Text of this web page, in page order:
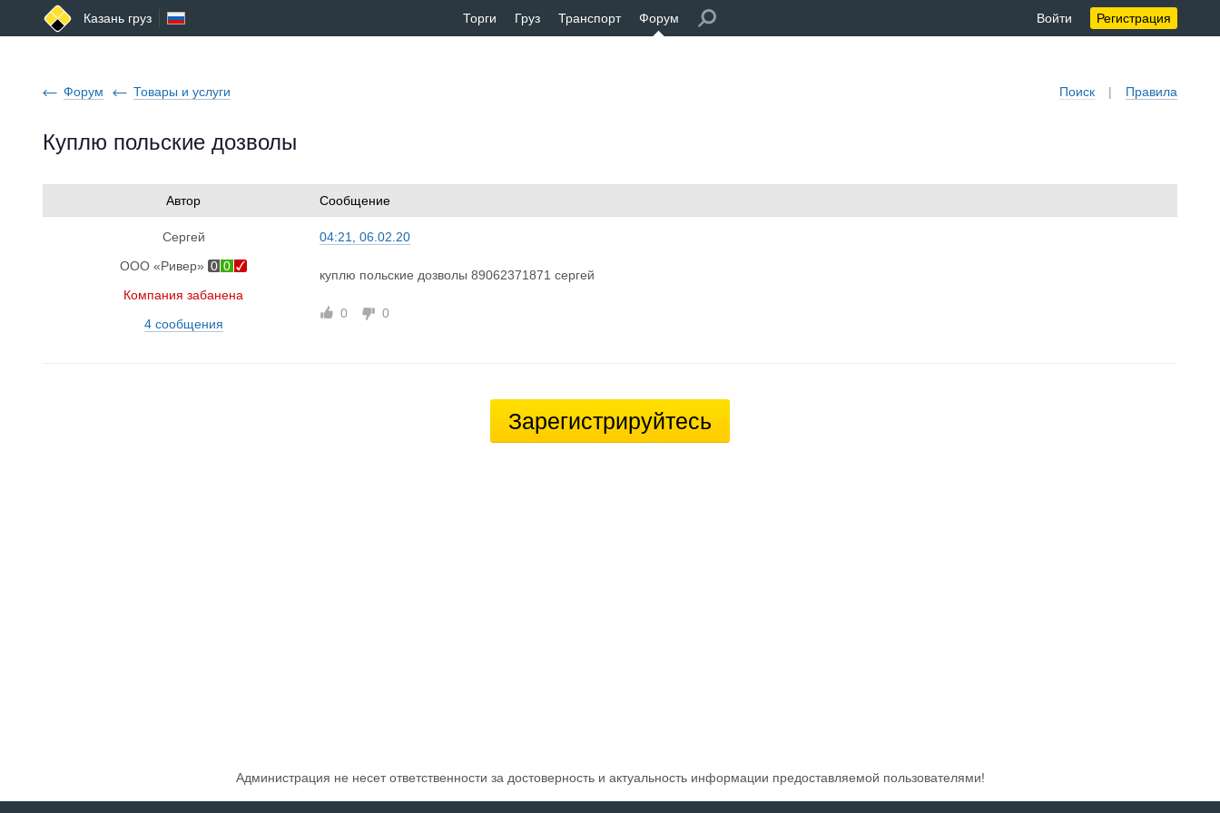
Казань груз Торги Груз Транспорт Форум Войти Регистрация
Поиск | Правила
Форум Товары и услуги
Куплю польские дозволы
Автор Сообщение
Сергей
ООО «Ривер» 0 0
Компания забанена
4 сообщения
04:21, 06.02.20
куплю польские дозволы 89062371871 сергей
0 0
Зарегистрируйтесь
Администрация не несет ответственности за достоверность и актуальность информации предоставляемой пользователями!